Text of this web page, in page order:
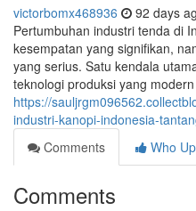
victorbomx468936 92 days
Pertumbuhan industri tenda di
kesempatan yang signifikan,
yang serius. Satu kendala
teknologi produksi yang
https://
industri-kanopi-indonesia-
Comments
Who
Comments